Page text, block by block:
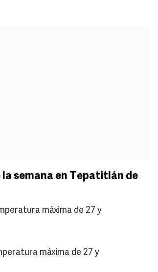
semana en Tepatitlán de
máxima de 27 y
máxima de 27 y